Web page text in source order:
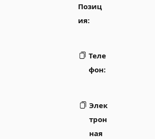
Позиц
ия:
Теле
фон:
Элек
трон
ная